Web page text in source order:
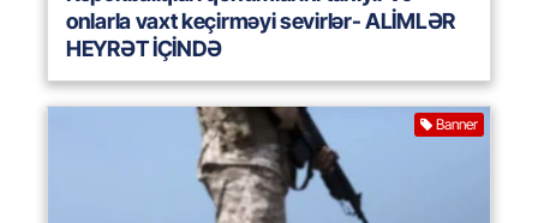
onlarla vaxt keçirməyi sevirlər- ALİMLƏR
HEYRƏT İÇİNDƏ
Banner